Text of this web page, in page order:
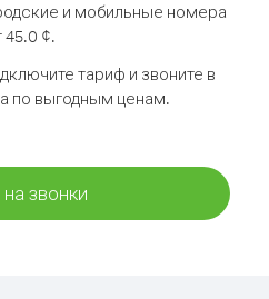
и мобильные номера
45.0 ¢.
тариф и звоните в
по выгодным ценам.
звонки